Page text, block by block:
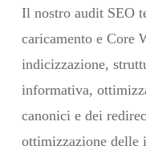
Il nostro audit SEO
caricamento e Core
indicizzazione,
informativa,
canonici e dei
ottimizzazione delle